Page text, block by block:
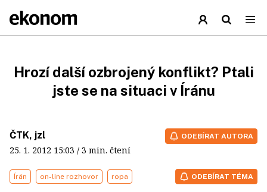
Hrozí další ozbrojený konflikt? Ptali
jste se na situaci v Íránu
ČTK, jzl
25. 1. 2012 15:03 / 3 min. čtení
ODEBÍRAT AUTORA
Írán on-line rozhovor ropa ODEBÍRAT TÉMA